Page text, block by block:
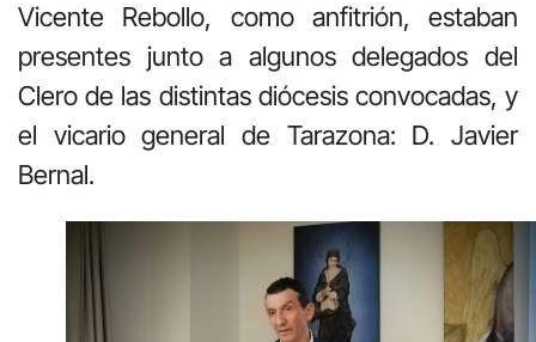
Vicente Rebollo, como anfitrión, estaban
presentes junto a algunos delegados del
Clero de las distintas diócesis convocadas, y
el vicario general de Tarazona: D. Javier
Bernal.